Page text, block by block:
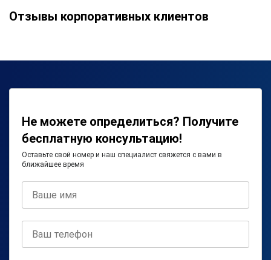
Отзывы корпоративных клиентов
Не можете определиться? Получите
бесплатную консультацию!
Оставьте свой номер и наш специалист свяжется с вами в
ближайшее время